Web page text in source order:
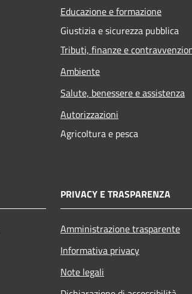
Educazione e formazione
Giustizia e sicurezza pubblica
Tributi, finanze e
Ambiente
Salute, benessere e assistenza
Autorizzazioni
Agricoltura e pesca
PRIVACY E TRASPARENZA
Amministrazione trasparente
Informativa privacy
Note legali